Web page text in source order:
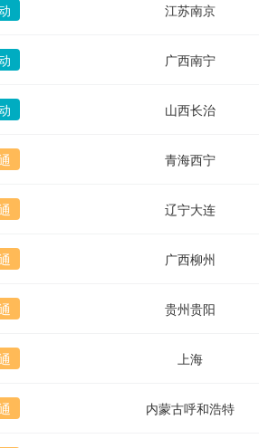
江苏南京
广西南宁
山西长治
青海西宁
辽宁大连
广西柳州
贵州贵阳
上海
内蒙古呼和浩特